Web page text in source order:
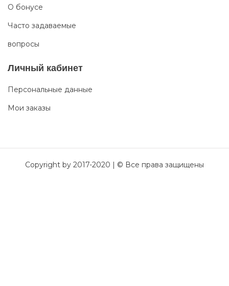
О бонусе
Часто задаваемые
вопросы
Личный кабинет
Персональные данные
Мои заказы
Copyright by 2017-2020 | © Все права защищены